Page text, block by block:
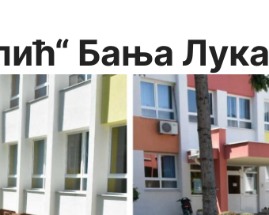
Бања Лука